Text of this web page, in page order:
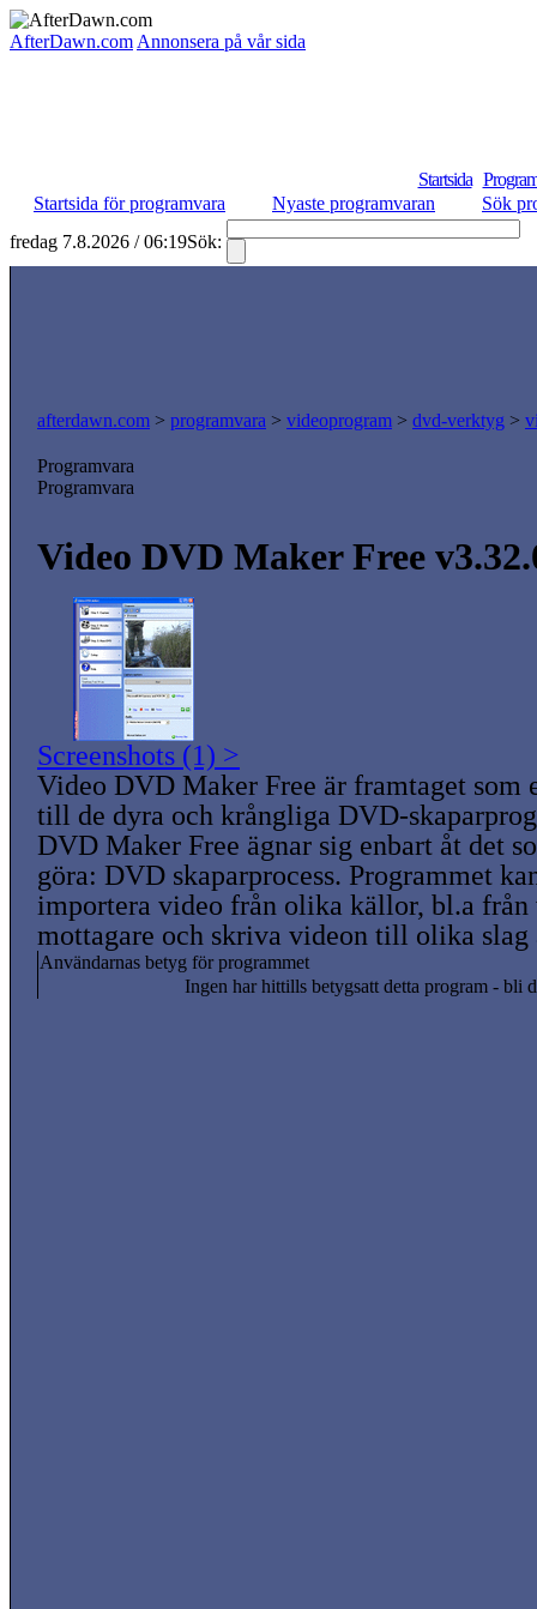
AfterDawn.com Annonsera på vår sida
Startsida
Startsida för programvara
Nyaste programvaran
Sök
fredag 7.8.2026 / 06:19Sök:
afterdawn.com > programvara > videoprogram > dvd-verktyg >
Programvara
Programvara
Video DVD Maker Free
Screenshots (1) >
Video DVD Maker Free är framtaget som
till de dyra och krångliga DVD-
DVD Maker Free ägnar sig enbart åt det
göra: DVD skaparprocess. Programmet
importera video från olika källor, bl.a
mottagare och skriva videon till olika slag
Användarnas betyg för programmet
Ingen har hittills betygsatt detta program - bli